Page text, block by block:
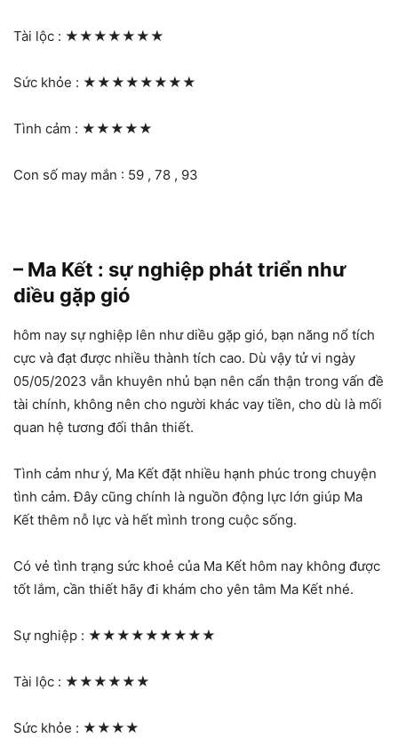
Tài lộc : ★★★★★★★
Sức khỏe : ★★★★★★★★
Tình cảm : ★★★★★
Con số may mắn : 59 , 78 , 93
– Ma Kết : sự nghiệp phát triển như
diều gặp gió
hôm nay sự nghiệp lên như diều gặp gió, bạn năng nổ tích
cực và đạt được nhiều thành tích cao. Dù vậy tử vi ngày
05/05/2023 vẫn khuyên nhủ bạn nên cẩn thận trong vấn đề
tài chính, không nên cho người khác vay tiền, cho dù là mối
quan hệ tương đối thân thiết.
Tình cảm như ý, Ma Kết đặt nhiều hạnh phúc trong chuyện
tình cảm. Đây cũng chính là nguồn động lực lớn giúp Ma
Kết thêm nỗ lực và hết mình trong cuộc sống.
Có vẻ tình trạng sức khoẻ của Ma Kết hôm nay không được
tốt lắm, cần thiết hãy đi khám cho yên tâm Ma Kết nhé.
Sự nghiệp : ★★★★★★★★★
Tài lộc : ★★★★★★
Sức khỏe : ★★★★